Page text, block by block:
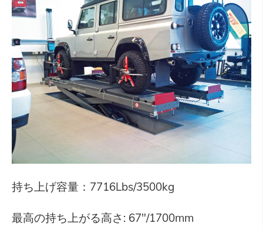
持ち上げ容量：7716Lbs/3500kg
最高の持ち上がる高さ: 67"/1700mm